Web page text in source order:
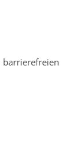
barrierefreien